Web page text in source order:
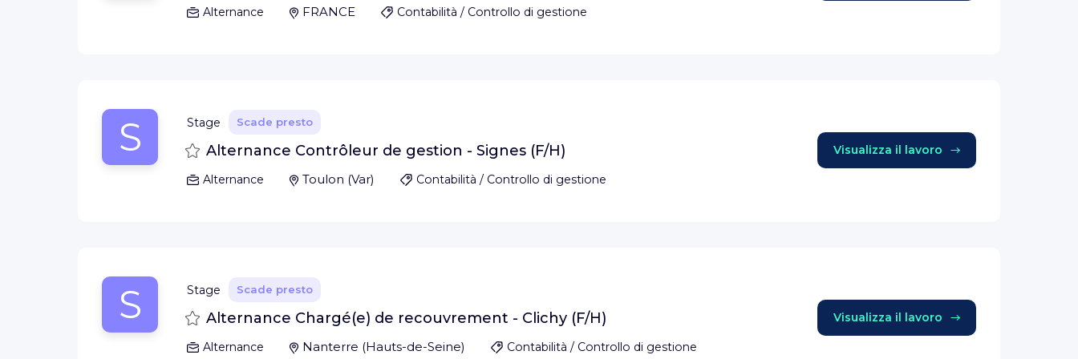
Alternance FRANCE Contabilità / Controllo di gestione
S Stage Scade presto
SalvaAlternance Contrôleur de gestion - Signes (F/H)
Alternance Toulon (Var) Contabilità / Controllo di gestione
Visualizza il lavoro
S Stage Scade presto
SalvaAlternance Chargé(e) de recouvrement - Clichy (F/H)
Alternance Nanterre (Hauts-de-Seine) Contabilità / Controllo di gestione
Visualizza il lavoro